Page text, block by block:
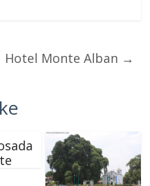
Hotel Monte Alban →